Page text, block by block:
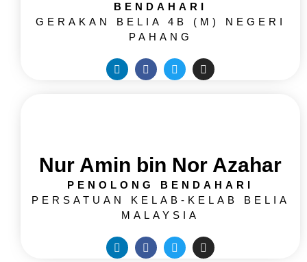
BENDAHARI
GERAKAN BELIA 4B (M) NEGERI
PAHANG
Nur Amin bin Nor Azahar
PENOLONG BENDAHARI
PERSATUAN KELAB-KELAB BELIA
MALAYSIA